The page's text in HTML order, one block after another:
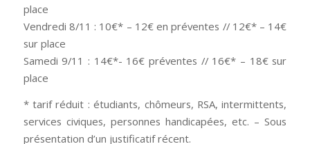
place
Vendredi 8/11 : 10€* – 12€ en préventes // 12€* – 14€
sur place
Samedi 9/11 : 14€*- 16€ préventes // 16€* – 18€ sur
place
* tarif réduit : étudiants, chômeurs, RSA, intermittents,
services civiques, personnes handicapées, etc. – Sous
présentation d’un justificatif récent.